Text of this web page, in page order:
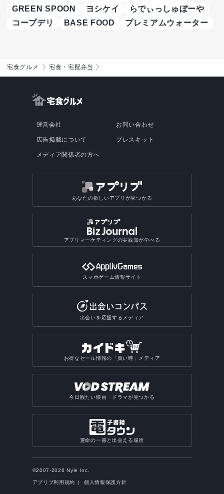
GREEN SPOON
ヨシケイ
らでぃっしゅぼーや
コープデリ
BASE FOOD プレミアムウォーター
宅食グルメ 宅食・宅配弁当
運営会社
広告掲載について
メディア関係者の方へ
お問い合わせ
プレスキット
あなたの欲しいアプリが見つかる
アプリマーケティングの実践知が学べる
スマホゲーム情報サイト
出会いを応援するメディア
お得なセール情報の「買い時」メディア
今日観たい映画・ドラマが見つかる
運命の一冊と出会える場所
©2007-2026 Nyle Inc.
アプリブ利用規約 個人情報保護方針